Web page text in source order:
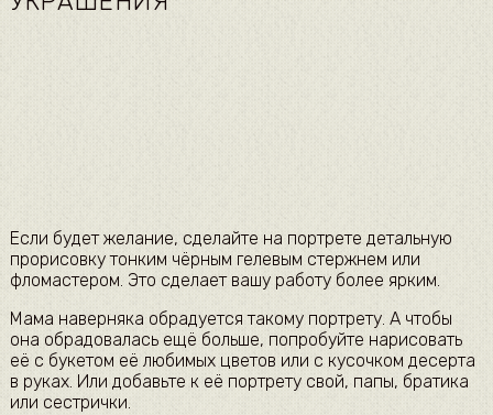
Если будет желание, сделайте на портрете детальную
прорисовку тонким чёрным гелевым стержнем или
фломастером. Это сделает вашу работу более ярким.
Мама наверняка обрадуется такому портрету. А чтобы
она обрадовалась ещё больше, попробуйте нарисовать
её с букетом её любимых цветов или с кусочком десерта
в руках. Или добавьте к её портрету свой, папы, братика
или сестрички.